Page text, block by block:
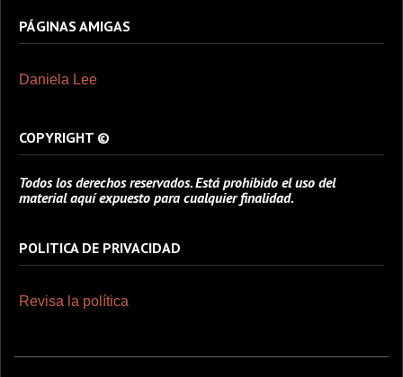
PÁGINAS AMIGAS
Daniela Lee
COPYRIGHT ©
Todos los derechos reservados. Está prohibido el uso del
material aquí expuesto para cualquier finalidad.
POLITICA DE PRIVACIDAD
Revisa la política